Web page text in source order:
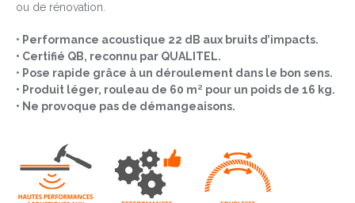
ou de rénovation.
• Performance acoustique 22 dB aux bruits d’impacts.
• Certifié QB, reconnu par QUALITEL.
• Pose rapide grâce à un déroulement dans le bon sens.
• Produit léger, rouleau de 60 m² pour un poids de 16 kg.
• Ne provoque pas de démangeaisons.